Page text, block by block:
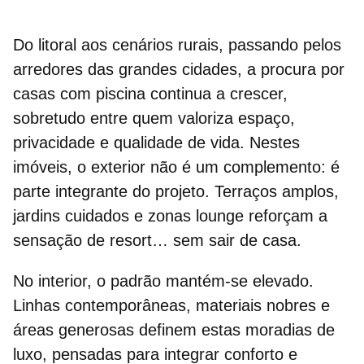
Do litoral aos cenários rurais, passando pelos
arredores das grandes cidades, a procura por
casas com piscina continua a crescer,
sobretudo entre quem valoriza espaço,
privacidade e qualidade de vida. Nestes
imóveis, o exterior não é um complemento: é
parte integrante do projeto. Terraços amplos,
jardins cuidados e zonas lounge reforçam a
sensação de resort… sem sair de casa.
No interior, o padrão mantém-se elevado.
Linhas contemporâneas, materiais nobres e
áreas generosas definem estas moradias de
luxo, pensadas para integrar conforto e